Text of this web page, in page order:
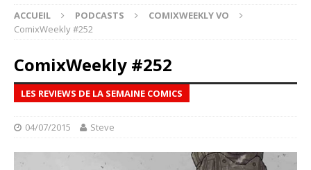
ACCUEIL PODCASTS
COMIXWEEKLY VO
ComixWeekly #252
ComixWeekly #252
LES REVIEWS DE LA SEMAINE COMICS
04/07/2015 Steve